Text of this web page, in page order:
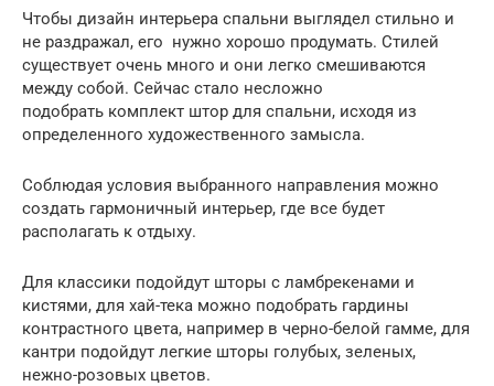
Чтобы дизайн интерьера спальни выглядел стильно и
не раздражал, его нужно хорошо продумать. Стилей
существует очень много и они легко смешиваются
между собой. Сейчас стало несложно
подобрать комплект штор для спальни, исходя из
определенного художественного замысла.
Соблюдая условия выбранного направления можно
создать гармоничный интерьер, где все будет
располагать к отдыху.
Для классики подойдут шторы с ламбрекенами и
кистями, для хай-тека можно подобрать гардины
контрастного цвета, например в черно-белой гамме, для
кантри подойдут легкие шторы голубых, зеленых,
нежно-розовых цветов.